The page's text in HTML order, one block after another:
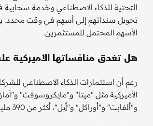
التحتية للذكاء الاصطناعي وخدمة سحابية
تحويل سنداتهم إلى أسهم في وقت محدد.
الأسهم المحتمل للمستثمرين.
هل تغدق منافساتها الأميركية
رغم أن استثمارات الذكاء الاصطناعي
الأميركية مثل "ميتا" و"مايكروسوفت"
و"ألفابت" و"أوراكل" و"أبل"، أكثر من 390 مليار دولار على التقنية هذا العام، أي أكثر من ضعف إجمالي عام 2023.